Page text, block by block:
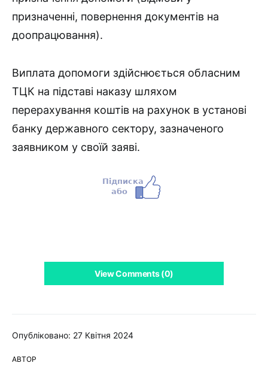
Опубліковано: 27 Квітня 2024
АВТОР
призначенні, повернення документів на
доопрацювання).
Виплата допомоги здійснюється обласним
ТЦК на підставі наказу шляхом
перерахування коштів на рахунок в установі
банку державного сектору, зазначеного
заявником у своїй заяві.
View Comments (0)